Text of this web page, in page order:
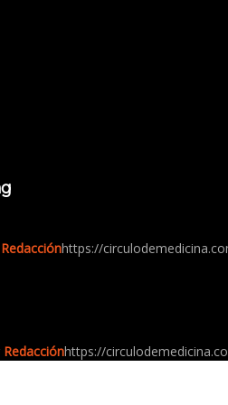
Redacciónhttps://
Redacciónhttps://